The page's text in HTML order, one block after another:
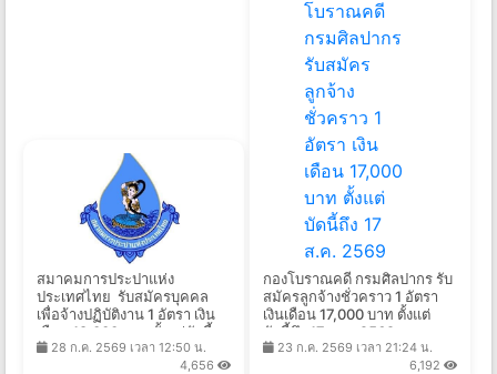
สมาคมการประปาแห่ง
ประเทศไทย รับสมัครบุคคล
เพื่อจ้างปฏิบัติงาน 1 อัตรา เงิน
เดือน 18,000 บาท ตั้งแต่บัดนี้ -
10 ส.ค. 2569
28 ก.ค. 2569 เวลา 12:50 น.
4,656
กองโบราณคดี กรมศิลปากร รับ
สมัครลูกจ้างชั่วคราว 1 อัตรา
เงินเดือน 17,000 บาท ตั้งแต่
บัดนี้ถึง 17 ส.ค. 2569
23 ก.ค. 2569 เวลา 21:24 น.
6,192